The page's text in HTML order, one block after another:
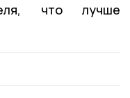
что лучше